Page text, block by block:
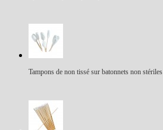
Tampons de non tissé sur batonnets non stériles